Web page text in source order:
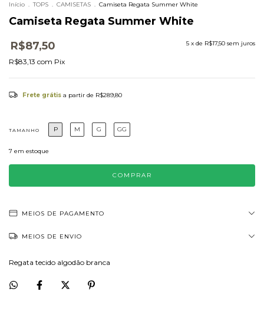
Início . TOPS . CAMISETAS . Camiseta Regata Summer White
Camiseta Regata Summer White
R$87,50
5 x de R$17,50 sem juros
R$83,13 com Pix
Frete grátis a partir de R$289,80
TAMANHO P M G GG
7 em estoque
MEIOS DE PAGAMENTO
MEIOS DE ENVIO
Regata tecido algodão branca